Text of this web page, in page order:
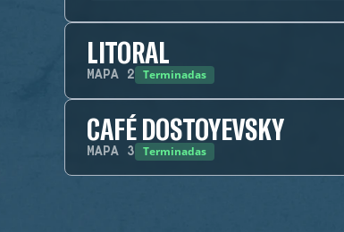
LITORAL
MAPA 2 Terminadas
CAFÉ DOSTOYEVSKY
MAPA 3 Terminadas